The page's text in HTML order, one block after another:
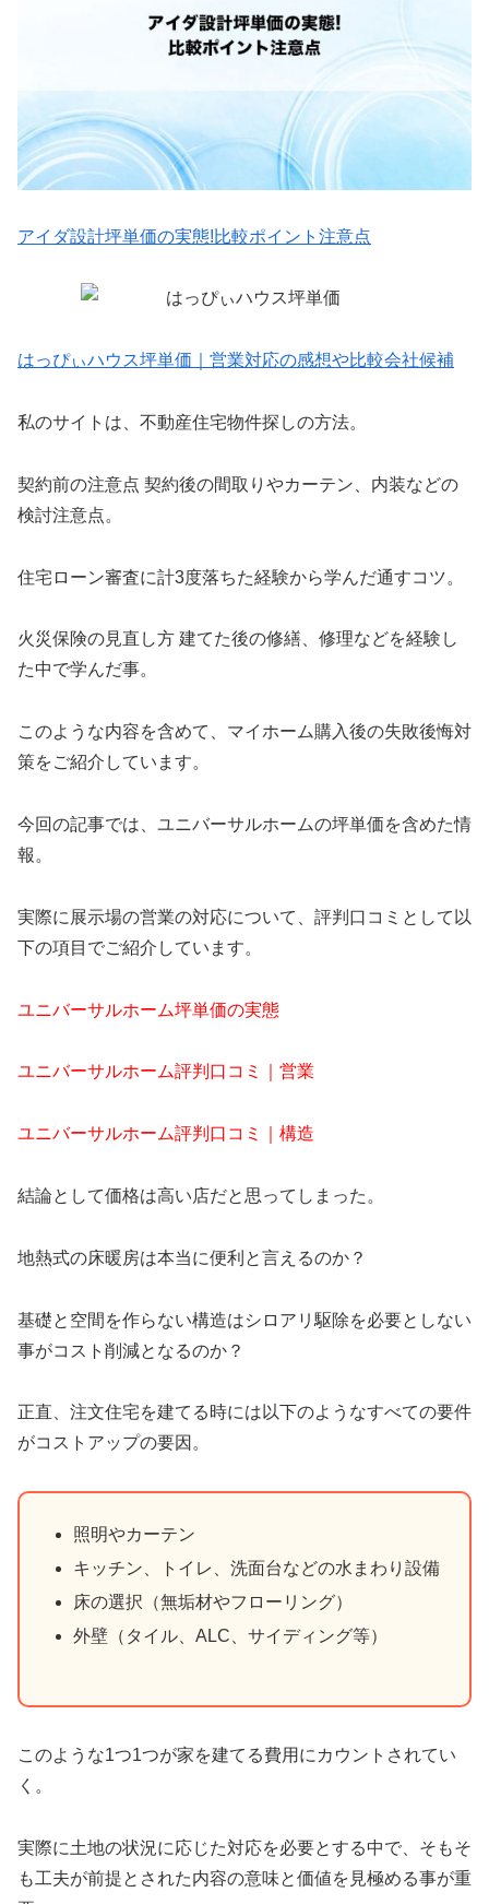
アイダ設計坪単価の実態!比較ポイント注意点
はっぴぃハウス坪単価｜営業対応の感想や比較会社候補
私のサイトは、不動産住宅物件探しの方法。
契約前の注意点 契約後の間取りやカーテン、内装などの
検討注意点。
住宅ローン審査に計3度落ちた経験から学んだ通すコツ。
火災保険の見直し方 建てた後の修繕、修理などを経験し
た中で学んだ事。
このような内容を含めて、マイホーム購入後の失敗後悔対
策をご紹介しています。
今回の記事では、ユニバーサルホームの坪単価を含めた情
報。
実際に展示場の営業の対応について、評判口コミとして以
下の項目でご紹介しています。
ユニバーサルホーム坪単価の実態
ユニバーサルホーム評判口コミ｜営業
ユニバーサルホーム評判口コミ｜構造
結論として価格は高い店だと思ってしまった。
地熱式の床暖房は本当に便利と言えるのか？
基礎と空間を作らない構造はシロアリ駆除を必要としない
事がコスト削減となるのか？
正直、注文住宅を建てる時には以下のようなすべての要件
がコストアップの要因。
照明やカーテン
キッチン、トイレ、洗面台などの水まわり設備
床の選択（無垢材やフローリング）
外壁（タイル、ALC、サイディング等）
このような1つ1つが家を建てる費用にカウントされてい
く。
実際に土地の状況に応じた対応を必要とする中で、そもそ
も工夫が前提とされた内容の意味と価値を見極める事が重